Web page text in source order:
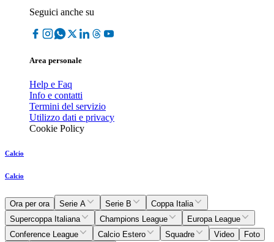
Seguici anche su
Area personale
Help e Faq
Info e contatti
Termini del servizio
Utilizzo dati e privacy
Cookie Policy
Calcio
Calcio
Ora per ora Serie A Serie B
Coppa Italia
Supercoppa Italiana
Champions League
Europa League
Conference League
Calcio Estero Squadre Video
Foto